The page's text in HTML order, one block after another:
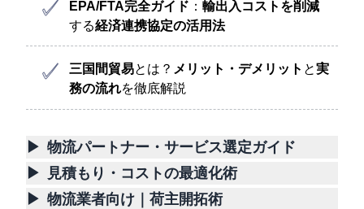
EPA/FTA完全ガイド ： 輸出入コストを削減
する経済連携協定の活用法
三国間貿易とは？ メリット・デメリット と実
務の流れを徹底解説
▶ 物流パートナー・サービス選定ガイド
▶
見積もり・コストの最適化術
▶ 物流業者向け｜荷主開拓術